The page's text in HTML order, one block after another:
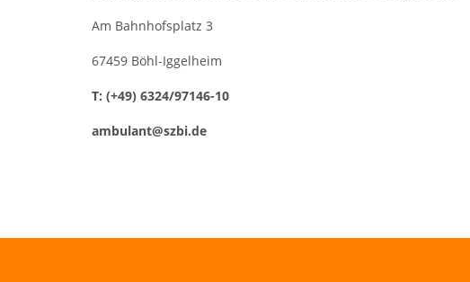
Am Bahnhofsplatz 3
67459 Böhl-Iggelheim
T: (+49) 6324/97146-10
ambulant@szbi.de